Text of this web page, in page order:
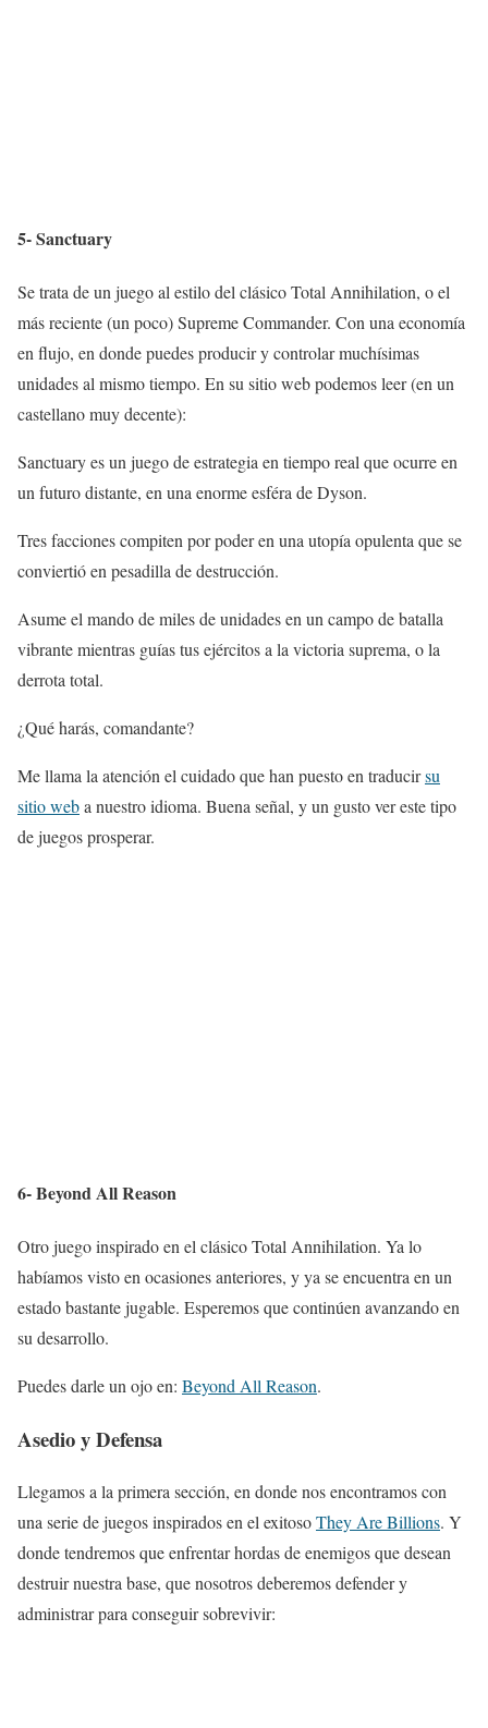
5- Sanctuary
Se trata de un juego al estilo del clásico Total Annihilation, o el
más reciente (un poco) Supreme Commander. Con una economía
en flujo, en donde puedes producir y controlar muchísimas
unidades al mismo tiempo. En su sitio web podemos leer (en un
castellano muy decente):
Sanctuary es un juego de estrategia en tiempo real que ocurre en
un futuro distante, en una enorme esféra de Dyson.
Tres facciones compiten por poder en una utopía opulenta que se
conviertió en pesadilla de destrucción.
Asume el mando de miles de unidades en un campo de batalla
vibrante mientras guías tus ejércitos a la victoria suprema, o la
derrota total.
¿Qué harás, comandante?
Me llama la atención el cuidado que han puesto en traducirsu
sitio weba nuestro idioma. Buena señal, y un gusto ver este tipo
de juegos prosperar.
6- Beyond All Reason
Otro juego inspirado en el clásico Total Annihilation. Ya lo
habíamos visto en ocasiones anteriores, y ya se encuentra en un
estado bastante jugable. Esperemos que continúen avanzando en
su desarrollo.
Puedes darle un ojo en: Beyond All Reason.
Asedio y Defensa
Llegamos a la primera sección, en donde nos encontramos con
una serie de juegos inspirados en el exitosoThey Are Billions. Y
donde tendremos que enfrentar hordas de enemigos que desean
destruir nuestra base, que nosotros deberemos defender y
administrar para conseguir sobrevivir: